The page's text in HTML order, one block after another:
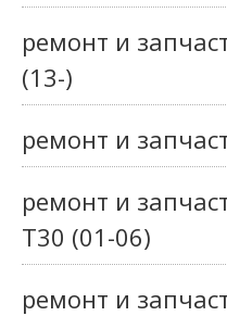
ремонт и
(13-)
ремонт и
ремонт и
T30 (01-06)
ремонт и